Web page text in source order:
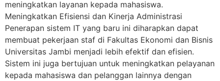
meningkatkan layanan kepada mahasiswa.
Meningkatkan Efisiensi dan Kinerja Administrasi
Penerapan sistem IT yang baru ini diharapkan dapat
membuat pekerjaan staf di Fakultas Ekonomi dan Bisnis
Universitas Jambi menjadi lebih efektif dan efisien.
Sistem ini juga bertujuan untuk meningkatkan pelayanan
kepada mahasiswa dan pelanggan lainnya dengan